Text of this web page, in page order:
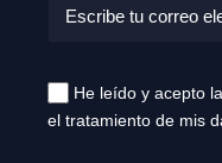
He leído y acepto
el tratamiento de mis